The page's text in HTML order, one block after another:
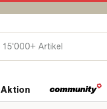
Aktion